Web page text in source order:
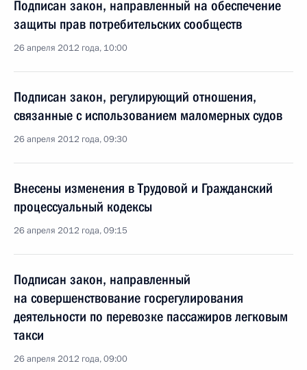
Подписан закон, направленный на обеспечение
защиты прав потребительских сообществ
26 апреля 2012 года, 10:00
Подписан закон, регулирующий отношения,
связанные с использованием маломерных судов
26 апреля 2012 года, 09:30
Внесены изменения в Трудовой и Гражданский
процессуальный кодексы
26 апреля 2012 года, 09:15
Подписан закон, направленный
на совершенствование госрегулирования
деятельности по перевозке пассажиров легковым
такси
26 апреля 2012 года, 09:00